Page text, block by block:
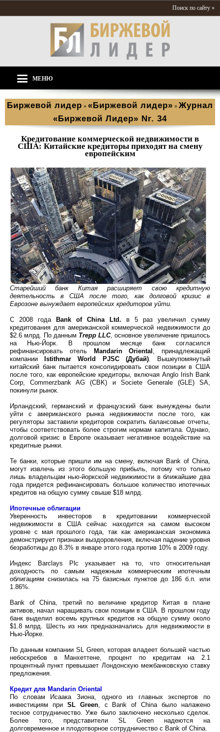
Поиск по сайту »
МЕНЮ
Биржевой лидер » «Биржевой лидер» » Журнал
«Биржевой Лидер» Nr. 34
Кредитование коммерческой недвижимости в
США: Китайские кредиторы приходят на смену
европейским
Старейший банк Китая расширяет свою кредитную
деятельность в США после того, как долговой кризис в
Еврозоне вынуждает европейских кредиторов уйти.
С 2008 года Bank of China Ltd. в 5 раз увеличил сумму
кредитования для американской коммерческой недвижимости до
$2.6 млрд. По данным Trepp LLC, основное увеличение пришлось
на Нью-Йорк. В прошлом месяце банк согласился
рефинансировать отель
Mandarin Oriental , принадлежащий
компании
Istithmar World PJSC (Дубай). Вышеупомянутый
китайский банк пытается консолидировать свои позиции в США
после того, как европейские кредиторы, включая Anglo Irish Bank
Corp, Commerzbank AG (CBK) и Societe Generale (GLE) SA,
покинули рынок.
Ирландский, германский и французский банк вынуждены были
уйти с американского рынка недвижимости после того, как
регуляторы заставили кредиторов сократить балансовые отчеты,
чтобы соответствовать более строгим нормам капитала. Однако,
долговой кризис в Европе оказывает негативное воздействие на
кредитные рынки.
Те банки, которые пришли им на смену, включая Bank of China,
могут извлечь из этого большую прибыль, потому что только
лишь владельцам нью-йоркской недвижимости в ближайшие два
года придется рефинансировать большое количество ипотечных
кредитов на общую сумму свыше $18 млрд.
Ипотечные облигации
Уверенность инвесторов в кредитовании коммерческой
недвижимости в США сейчас находится на самом высоком
уровне с мая прошлого года, так как американская экономика
демонстрирует признаки выздоровления, включая падение уровня
безработицы до 8.3% в январе этого года против 10% в 2009 году.
Индекс Barclays Plc указывает на то, что относительная
доходность по самым надежным коммерческим ипотечным
облигациям снизилась на 75 базисных пунктов до 186 б.п. или
1.86%.
Bank of China, третий по величине кредитор Китая в плане
активов, начал наращивать свои позиции в США. В прошлом году
банк выделил восемь крупных кредитов на общую сумму около
$1.8 млрд. Шесть из них предназначались для недвижимости в
Нью-Йорке.
По данным компании SL Green, которая владеет большей частью
небоскребов в Манхеттене, процент по кредитам на 2.1
процентный пункт превышает Лондонскую межбанковскую ставку
предложения.
Кредит для Mandarin Oriental
По словам Исаака Зиона, одного из главных экспертов по
инвестициям при SL Green, с Bank of China было налажено
тесное сотрудничество. Уже было заключено несколько сделок.
Более того, представители SL Green надеются на
долговременное и плодотворное сотрудничество с Bank of China.